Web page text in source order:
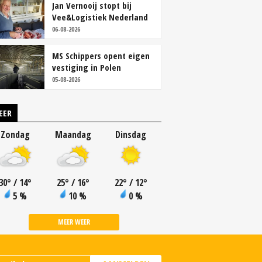
Jan Vernooij stopt bij
Vee&Logistiek Nederland
06-08-2026
MS Schippers opent eigen
vestiging in Polen
05-08-2026
Zondag
° / 14°
5 %
Maandag
25° / 16°
10 %
Dinsdag
22° / 12°
0 %
MEER WEER